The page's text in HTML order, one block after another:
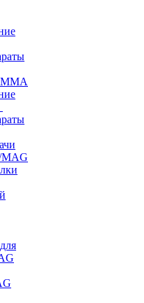
MMA
MAG